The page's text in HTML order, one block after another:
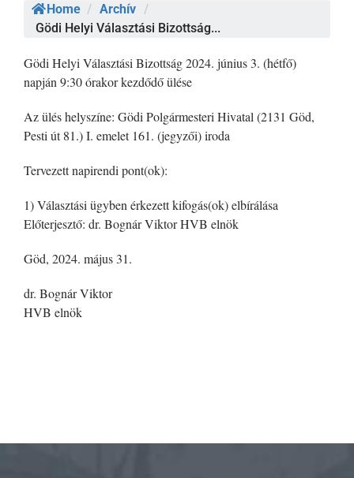
Home / Archív /
Gödi Helyi Választási Bizottság...
Gödi Helyi Választási Bizottság 2024. június 3. (hétfő)
napján 9:30 órakor kezdődő ülése
Az ülés helyszíne: Gödi Polgármesteri Hivatal (2131 Göd,
Pesti út 81.) I. emelet 161. (jegyzői) iroda
Tervezett napirendi pont(ok):
1) Választási ügyben érkezett kifogás(ok) elbírálása
Előterjesztő: dr. Bognár Viktor HVB elnök
Göd, 2024. május 31.
dr. Bognár Viktor
HVB elnök